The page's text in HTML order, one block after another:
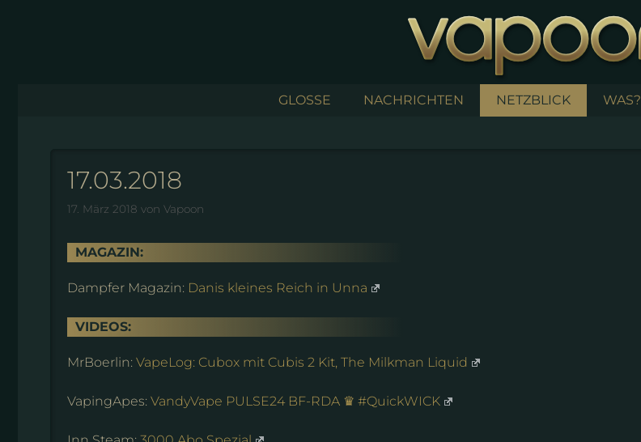
GLOSSE NACHRICHTEN NETZBLICK WAS?
17.03.2018
17. März 2018 von Vapoon
MAGAZIN:
Dampfer Magazin: Danis kleines Reich in Unna
VIDEOS:
MrBoerlin: VapeLog: Cubox mit Cubis 2 Kit, The Milkman Liquid
VapingApes: VandyVape PULSE24 BF-RDA ♛ #QuickWICK